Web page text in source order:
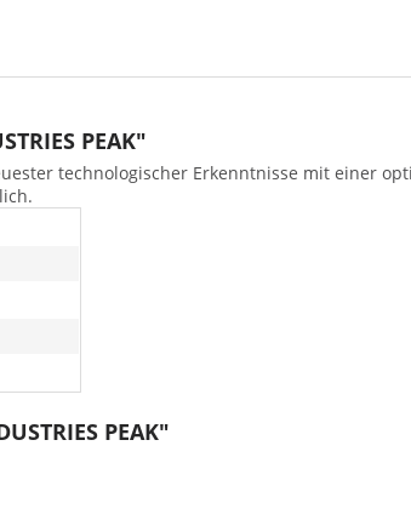
PEAK"
technologischer Erkenntnisse mit einer
PEAK"